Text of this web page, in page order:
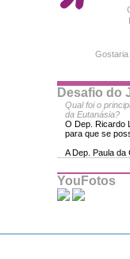
Gostaria
Desafio do
Qual foi o
da Eutanásia?
O Dep. Ricardo
para que se
A Dep. Paula da
YouFotos